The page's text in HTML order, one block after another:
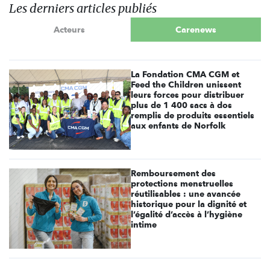
Les derniers articles publiés
Acteurs Carenews
La Fondation CMA CGM et
Feed the Children unissent
leurs forces pour distribuer
plus de 1 400 sacs à dos
remplis de produits essentiels
aux enfants de Norfolk
Remboursement des
protections menstruelles
réutilisables : une avancée
historique pour la dignité et
l’égalité d’accès à l’hygiène
intime